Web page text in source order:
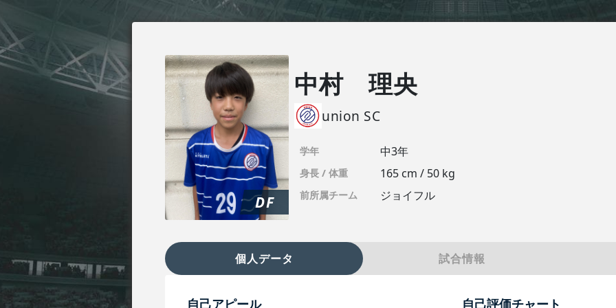
DF
中村 理央
union SC
学年 中3年
身長 / 体重 165 cm / 50 kg
前所属チーム ジョイフル
個人データ 試合情報
自己アピール 自己評価チャート